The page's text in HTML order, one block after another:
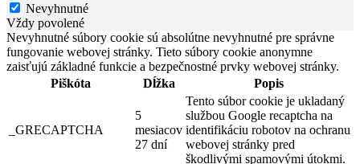
Nevyhnutné
Vždy povolené
Nevyhnutné súbory cookie sú absolútne nevyhnutné pre správne
fungovanie webovej stránky. Tieto súbory cookie anonymne
zaisťujú základné funkcie a bezpečnostné prvky webovej stránky.
Piškóta
Dĺžka Popis
_GRECAPTCHA
5
mesiacov
27 dní
Tento súbor cookie je ukladaný
službou Google recaptcha na
identifikáciu robotov na ochranu
webovej stránky pred
škodlivými spamovými útokmi.